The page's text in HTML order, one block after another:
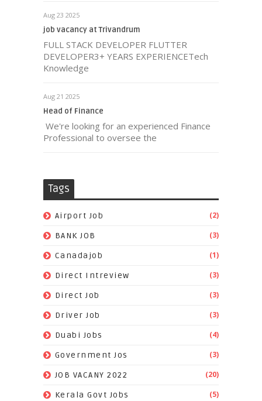
Aug 23 2025
job vacancy at Trivandrum
FULL STACK DEVELOPER FLUTTER
DEVELOPER3+ YEARS EXPERIENCETech
Knowledge
Aug 21 2025
Head of Finance
We're looking for an experienced Finance
Professional to oversee the
Tags
Airport Job (2)
BANK JOB (3)
Canadajob (1)
Direct Intreview (3)
Direct Job (3)
Driver Job (3)
Duabi Jobs (4)
Government Jos (3)
JOB VACANY 2022 (20)
Kerala Govt Jobs (5)